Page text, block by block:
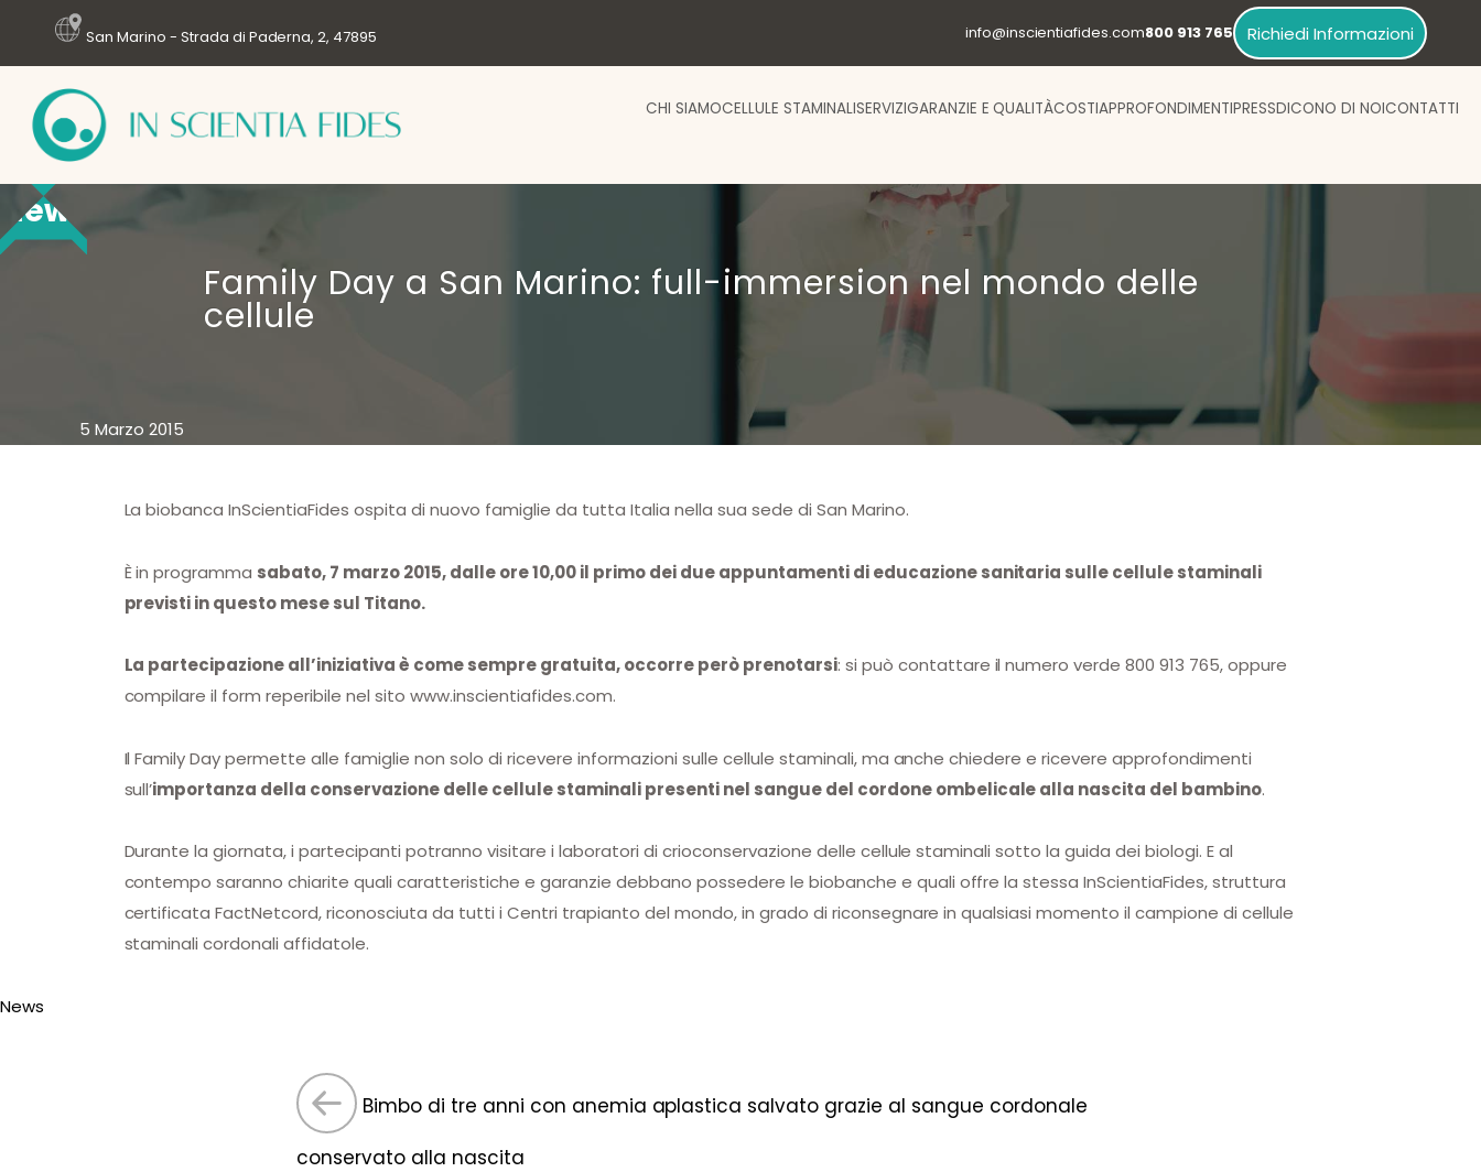
San Marino - Strada di Paderna, 2, 47895 info@inscientiafides.com800 913 765 Richiedi Informazioni
CHI SIAMOCELLULE STAMINALISERVIZIGARANZIE E QUALITÀCOSTIAPPROFONDIMENTIPRESSDICONO DI NOICONTATTI
Family Day a San Marino: full-immersion nel mondo delle
cellule
5 Marzo 2015
News
La biobanca InScientiaFides ospita di nuovo famiglie da tutta Italia nella sua sede di San Marino.
È in programma sabato, 7 marzo 2015, dalle ore 10,00 il primo dei due appuntamenti di educazione sanitaria sulle cellule staminali
previsti in questo mese sul Titano.
La partecipazione all’iniziativa è come sempre gratuita, occorre però prenotarsi: si può contattare il numero verde 800 913 765, oppure
compilare il form reperibile nel sito www.inscientiafides.com.
Il Family Day permette alle famiglie non solo di ricevere informazioni sulle cellule staminali, ma anche chiedere e ricevere approfondimenti
sull’importanza della conservazione delle cellule staminali presenti nel sangue del cordone ombelicale alla nascita del bambino.
Durante la giornata, i partecipanti potranno visitare i laboratori di crioconservazione delle cellule staminali sotto la guida dei biologi. E al
contempo saranno chiarite quali caratteristiche e garanzie debbano possedere le biobanche e quali offre la stessa InScientiaFides, struttura
certificata FactNetcord, riconosciuta da tutti i Centri trapianto del mondo, in grado di riconsegnare in qualsiasi momento il campione di cellule
staminali cordonali affidatole.
News
Bimbo di tre anni con anemia aplastica salvato grazie al sangue cordonale
conservato alla nascita